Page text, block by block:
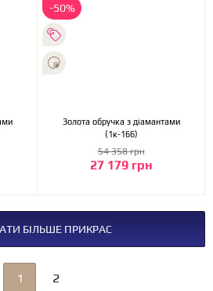
-50%
Золота обручка з діамантами
(1к-166)
27 179 грн
54 358 грн
БІЛЬШЕ ПРИКРАС
1 2